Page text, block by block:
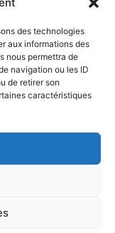
des technologies
aux informations des
nous permettra de
navigation ou les ID
de retirer son
caractéristiques